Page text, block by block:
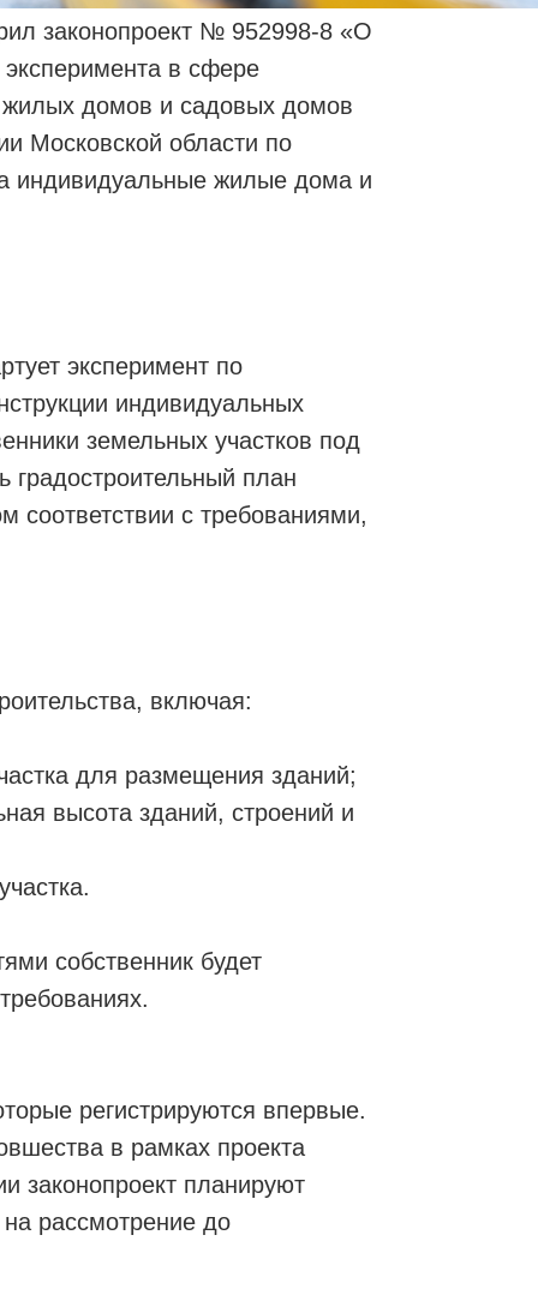
законопроект № 952998-8 «О
в сфере
жилых домов и садовых домов
Московской области по
индивидуальные жилые дома и
эксперимент по
индивидуальных
земельных участков под
градостроительный план
соответствии с требованиями,
включая:
для размещения зданий;
высота зданий, строений и
собственник будет
регистрируются впервые.
в рамках проекта
законопроект планируют
рассмотрение до